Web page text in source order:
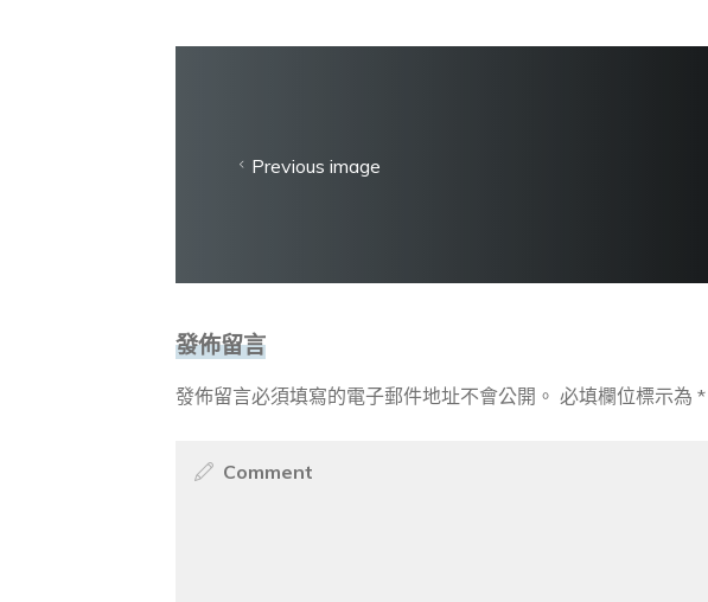
Previous image
發佈留言
發佈留言必須填寫的電子郵件地址不會公開。 必填欄位標示為 *